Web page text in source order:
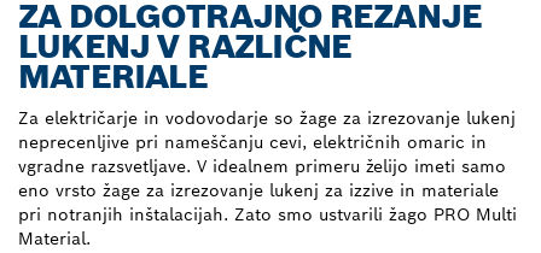
ZA DOLGOTRAJNO REZANJE
LUKENJ V RAZLIČNE
MATERIALE
Za električarje in vodovodarje so žage za izrezovanje lukenj
neprecenljive pri nameščanju cevi, električnih omaric in
vgradne razsvetljave. V idealnem primeru želijo imeti samo
eno vrsto žage za izrezovanje lukenj za izzive in materiale
pri notranjih inštalacijah. Zato smo ustvarili žago PRO Multi
Material.